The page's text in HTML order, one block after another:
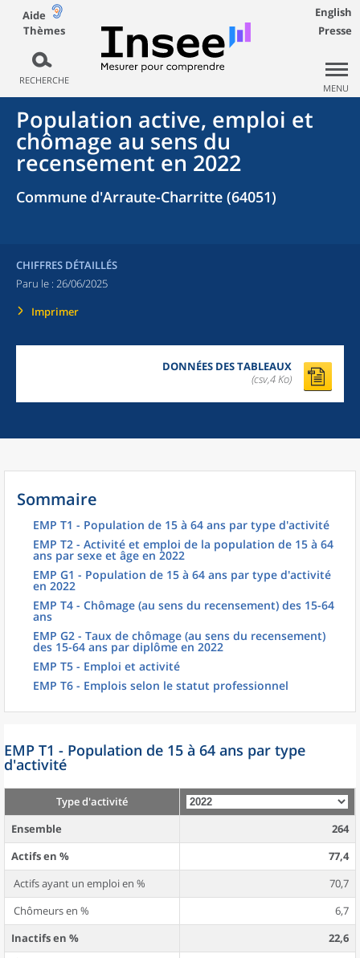
Aide
Thèmes
RECHERCHE
English
Presse
MENU
Population active, emploi et
chômage au sens du
recensement en 2022
Commune d'Arraute-Charritte (64051)
CHIFFRES DÉTAILLÉS
Paru le : 26/06/2025
Imprimer
DONNÉES DES TABLEAUX
(csv,4 Ko)
Sommaire
EMP T1 - Population de 15 à 64 ans par type d'activité
EMP T2 - Activité et emploi de la population de 15 à 64
ans par sexe et âge en 2022
EMP G1 - Population de 15 à 64 ans par type d'activité
en 2022
EMP T4 - Chômage (au sens du recensement) des 15-64
ans
EMP G2 - Taux de chômage (au sens du recensement)
des 15-64 ans par diplôme en 2022
EMP T5 - Emploi et activité
EMP T6 - Emplois selon le statut professionnel
EMP T1 - Population de 15 à 64 ans par type
d'activité
Type d'activité
Ensemble
264
Actifs en %
77,4
Actifs ayant un emploi en %
70,7
Chômeurs en %
6,7
Inactifs en %
22,6